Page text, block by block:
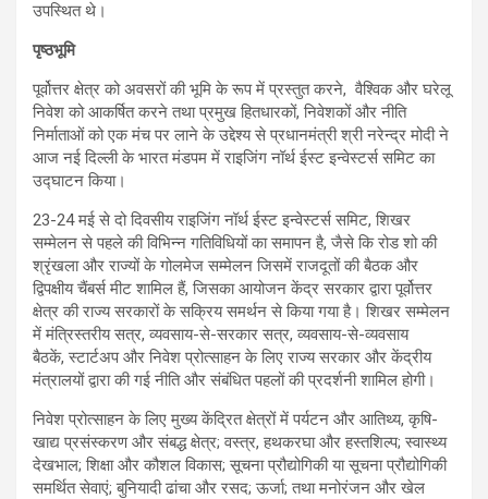
उपस्थित थे।
पृष्ठभूमि
पूर्वोत्तर क्षेत्र को अवसरों की भूमि के रूप में प्रस्तुत करने, वैश्विक और घरेलू
निवेश को आकर्षित करने तथा प्रमुख हितधारकों, निवेशकों और नीति
निर्माताओं को एक मंच पर लाने के उद्देश्य से प्रधानमंत्री श्री नरेन्द्र मोदी ने
आज नई दिल्ली के भारत मंडपम में राइजिंग नॉर्थ ईस्ट इन्वेस्टर्स समिट का
उद्घाटन किया।
23-24 मई से दो दिवसीय राइजिंग नॉर्थ ईस्ट इन्वेस्टर्स समिट, शिखर
सम्मेलन से पहले की विभिन्न गतिविधियों का समापन है, जैसे कि रोड शो की
श्रृंखला और राज्यों के गोलमेज सम्मेलन जिसमें राजदूतों की बैठक और
द्विपक्षीय चैंबर्स मीट शामिल हैं, जिसका आयोजन केंद्र सरकार द्वारा पूर्वोत्तर
क्षेत्र की राज्य सरकारों के सक्रिय समर्थन से किया गया है। शिखर सम्मेलन
में मंत्रिस्तरीय सत्र, व्यवसाय-से-सरकार सत्र, व्यवसाय-से-व्यवसाय
बैठकें, स्टार्टअप और निवेश प्रोत्साहन के लिए राज्य सरकार और केंद्रीय
मंत्रालयों द्वारा की गई नीति और संबंधित पहलों की प्रदर्शनी शामिल होगी।
निवेश प्रोत्साहन के लिए मुख्य केंद्रित क्षेत्रों में पर्यटन और आतिथ्य, कृषि-
खाद्य प्रसंस्करण और संबद्ध क्षेत्र; वस्त्र, हथकरघा और हस्तशिल्प; स्वास्थ्य
देखभाल; शिक्षा और कौशल विकास; सूचना प्रौद्योगिकी या सूचना प्रौद्योगिकी
समर्थित सेवाएं; बुनियादी ढांचा और रसद; ऊर्जा; तथा मनोरंजन और खेल